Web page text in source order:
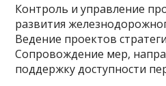
Контроль и управление
развития
Ведение проектов
Сопровождение мер,
поддержку доступности